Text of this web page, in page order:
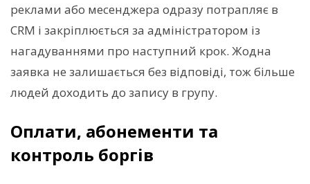
реклами або месенджера одразу потрапляє в
CRM і закріплюється за адміністратором із
нагадуваннями про наступний крок. Жодна
заявка не залишається без відповіді, тож більше
людей доходить до запису в групу.
Оплати, абонементи та
контроль боргів